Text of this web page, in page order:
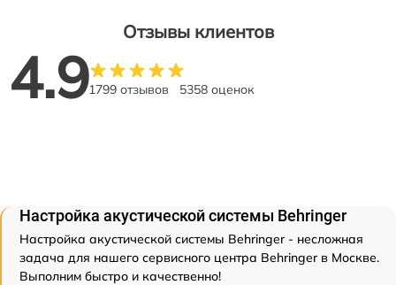
Отзывы клиентов
4.91799 отзывов 5358 оценок
Настройка акустической системы Behringer
Настройка акустической системы Behringer - несложная
задача для нашего сервисного центра Behringer в Москве.
Выполним быстро и качественно!